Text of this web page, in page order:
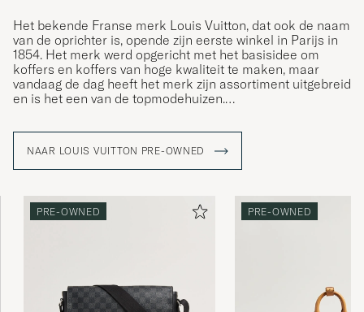
Het bekende Franse merk Louis Vuitton, dat ook de naam
van de oprichter is, opende zijn eerste winkel in Parijs in
1854. Het merk werd opgericht met het basisidee om
koffers en koffers van hoge kwaliteit te maken, maar
vandaag de dag heeft het merk zijn assortiment uitgebreid
en is het een van de topmodehuizen.
Door de jaren heen heeft Louis Vuitton veel iconische
waaronder de weekendtas Keepall. De ""Keepall"" is
verkrijgbaar in een overvloed aan verschillende
herkenbaar.
NAAR LOUIS VUITTON PRE-OWNED
PRE-OWNED PRE-OWNED